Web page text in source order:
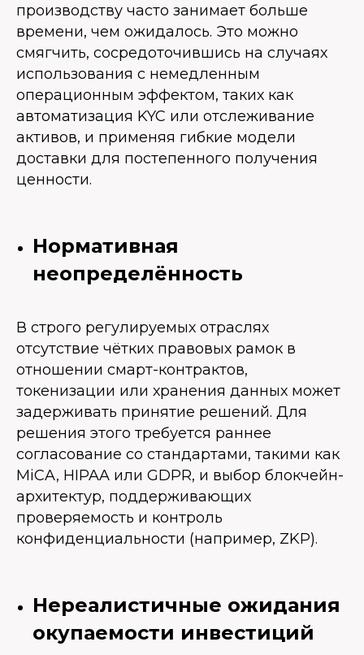
производству часто занимает больше
времени, чем ожидалось. Это можно
смягчить, сосредоточившись на случаях
использования с немедленным
операционным эффектом, таких как
автоматизация KYC или отслеживание
активов, и применяя гибкие модели
доставки для постепенного получения
ценности.
Нормативная
неопределённость
В строго регулируемых отраслях
отсутствие чётких правовых рамок в
отношении смарт-контрактов,
токенизации или хранения данных может
задерживать принятие решений. Для
решения этого требуется раннее
согласование со стандартами, такими как
MiCA, HIPAA или GDPR, и выбор блокчейн-
архитектур, поддерживающих
проверяемость и контроль
конфиденциальности (например, ZKP).
Нереалистичные ожидания
окупаемости инвестиций